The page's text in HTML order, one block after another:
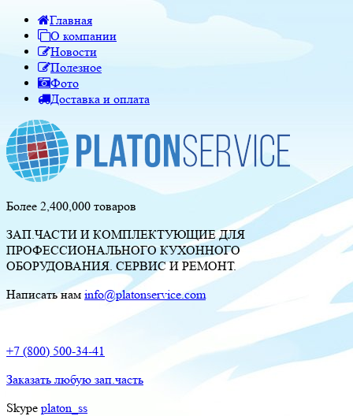
Главная
О компании
Новости
Полезное
Фото
Доставка и оплата
Более 2,400,000 товаров
ЗАП.ЧАСТИ И КОМПЛЕКТУЮЩИЕ ДЛЯ
ПРОФЕССИОНАЛЬНОГО КУХОННОГО
ОБОРУДОВАНИЯ. СЕРВИС И РЕМОНТ.
Написать нам info@platonservice.com
+7 (800) 500-34-41
Заказать любую зап.часть
Skype platon_ss